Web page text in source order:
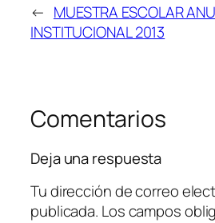
← MUESTRA ESCOLAR
INSTITUCIONAL 2013
Comentarios
Deja una respuesta
Tu dirección de correo
publicada. Los campos